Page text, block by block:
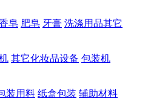
皂 肥皂 牙膏 洗涤用品其它
其它化妆品设备 包装机
装用料 纸盒包装 辅助材料